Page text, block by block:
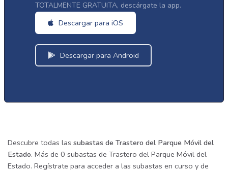
TOTALMENTE GRATUITA, descárgate la app.
Descargar para iOS
Descargar para Android
Descubre todas las subastas de Trastero del Parque Móvil del
Estado. Más de 0 subastas de Trastero del Parque Móvil del
Estado. Regístrate para acceder a las subastas en curso y de